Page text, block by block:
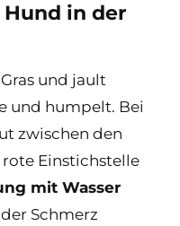
in der
und jault
und humpelt. Bei
zwischen den
Einstichstelle
mit Wasser
Schmerz